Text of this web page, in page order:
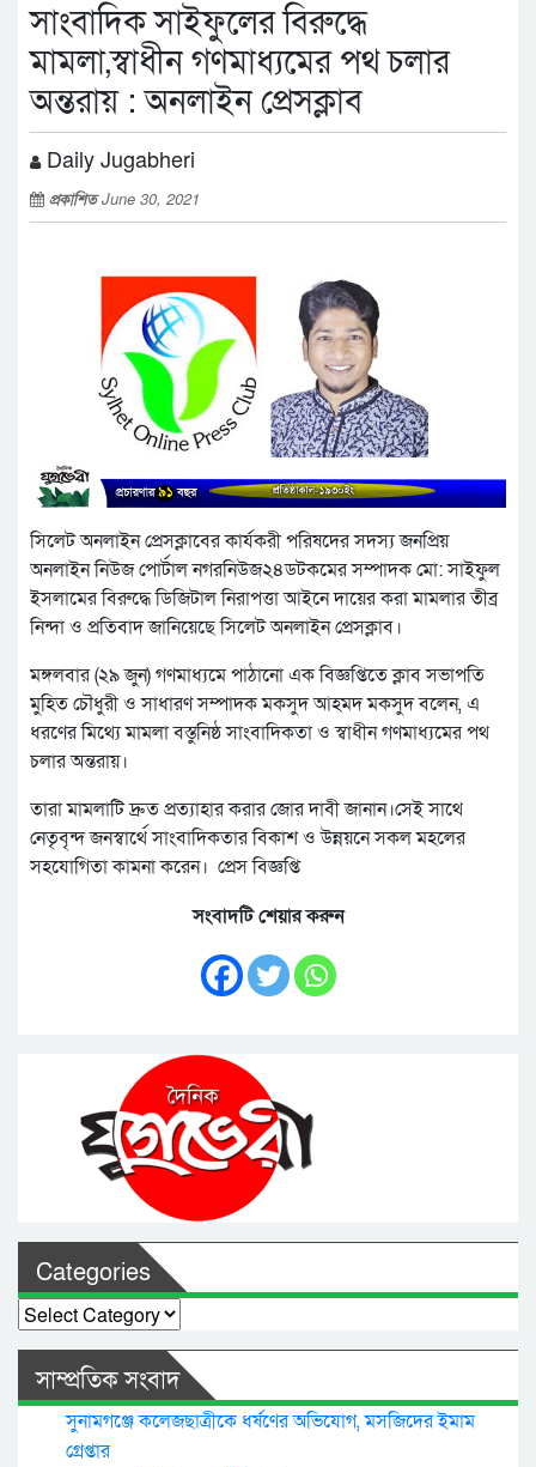
সাংবাদিক সাইফুলের বিরুদ্ধে
মামলা,স্বাধীন গণমাধ্যমের পথ চলার
অন্তরায় : অনলাইন প্রেসক্লাব
Daily Jugabheri
প্রকাশিতJune 30, 2021
সিলেট অনলাইন প্রেসক্লাবের কার্যকরী পরিষদের সদস্য জনপ্রিয়
অনলাইন নিউজ পোর্টাল নগরনিউজ২৪ডটকমের সম্পাদক মো: সাইফুল
ইসলামের বিরুদ্ধে ডিজিটাল নিরাপত্তা আইনে দায়ের করা মামলার তীব্র
নিন্দা ও প্রতিবাদ জানিয়েছে সিলেট অনলাইন প্রেসক্লাব।
মঙ্গলবার (২৯ জুন) গণমাধ্যমে পাঠানো এক বিজ্ঞপ্তিতে ক্লাব সভাপতি
মুহিত চৌধুরী ও সাধারণ সম্পাদক মকসুদ আহমদ মকসুদ বলেন, এ
ধরণের মিথ্যে মামলা বস্তুনিষ্ঠ সাংবাদিকতা ও স্বাধীন গণমাধ্যমের পথ
চলার অন্তরায়।
তারা মামলাটি দ্রুত প্রত্যাহার করার জোর দাবী জানান।সেই সাথে
নেতৃবৃন্দ জনস্বার্থে সাংবাদিকতার বিকাশ ও উন্নয়নে সকল মহলের
সহযোগিতা কামনা করেন। প্রেস বিজ্ঞপ্তি
সংবাদটি শেয়ার করুন
Categories
Categories
সাম্প্রতিক সংবাদ
সুনামগঞ্জে কলেজছাত্রীকে ধর্ষণের অভিযোগ, মসজিদের ইমাম
গ্রেপ্তার